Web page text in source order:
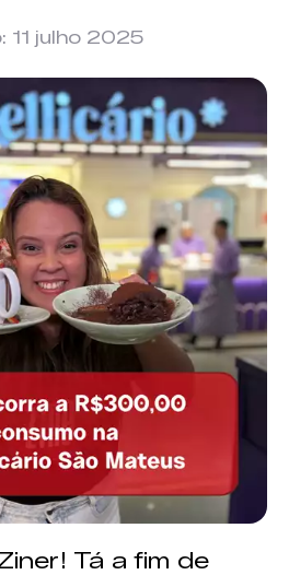
11 julho 2025
Tá a fim de